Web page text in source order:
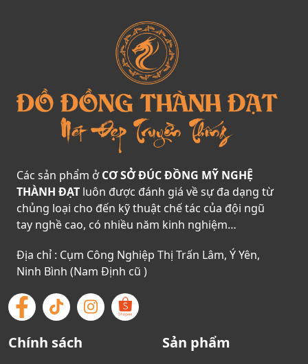
Các sản phẩm ởCƠ SỞ ĐÚC ĐỒNG MỸ NGHỆ
THÀNH ĐẠT luôn được đánh giá về sự đa dạng từ
chủng loại cho đến kỹ thuật chế tác của đội ngũ
tay nghề cao, có nhiều năm kinh nghiệm…
Địa chỉ : Cụm Công Nghiệp Thị Trấn Lâm, Ý Yên,
Ninh Bình (Nam Định cũ )
Chính sách Sản phẩm